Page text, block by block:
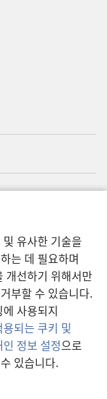
유사한 기술을
는 데 필요하며
개선하기 위해서만
부할 수 있습니다.
사용되지
되는 쿠키 및
인 정보 설정으로
있습니다.
of Pennsylvania.
정보 보호 설정